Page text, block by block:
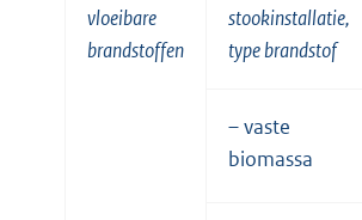
vloeibare
brandstoffen
stookinstallatie,
type brandstof
– vaste
biomassa